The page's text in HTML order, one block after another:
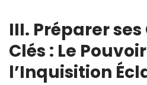
III. Préparer
Clés : Le
l’Inquisition